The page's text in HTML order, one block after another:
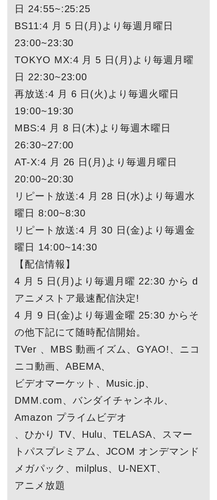
日 24:55~:25:25
BS11:4 月 5 日(月)より毎週月曜日
23:00~23:30
TOKYO MX:4 月 5 日(月)より毎週月曜
日 22:30~23:00
再放送:4 月 6 日(火)より毎週火曜日
19:00~19:30
MBS:4 月 8 日(木)より毎週木曜日
26:30~27:00
AT-X:4 月 26 日(月)より毎週月曜日
20:00~20:30
リピート放送:4 月 28 日(水)より毎週水
曜日 8:00~8:30
リピート放送:4 月 30 日(金)より毎週金
曜日 14:00~14:30
【配信情報】
4 月 5 日(月)より毎週月曜 22:30 から d
アニメストア最速配信決定!
4 月 9 日(金)より毎週金曜 25:30 からそ
の他下記にて随時配信開始。
TVer 、MBS 動画イズム、GYAO!、ニコ
ニコ動画、ABEMA、
ビデオマーケット、Music.jp、
DMM.com、バンダイチャンネル、
Amazon プライムビデオ
、ひかり TV、Hulu、TELASA、スマー
トパスプレミアム、JCOM オンデマンド
メガパック、milplus、U-NEXT、
アニメ放題